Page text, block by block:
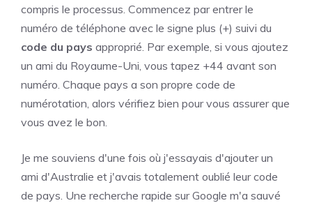
compris le processus. Commencez par entrer le
numéro de téléphone avec le signe plus (+) suivi du
code du pays approprié. Par exemple, si vous ajoutez
un ami du Royaume-Uni, vous tapez +44 avant son
numéro. Chaque pays a son propre code de
numérotation, alors vérifiez bien pour vous assurer que
vous avez le bon.
Je me souviens d'une fois où j'essayais d'ajouter un
ami d'Australie et j'avais totalement oublié leur code
de pays. Une recherche rapide sur Google m'a sauvé